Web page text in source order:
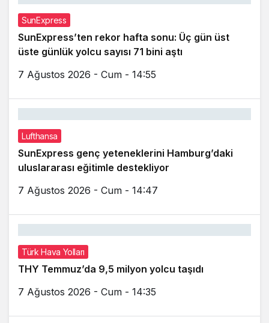
SunExpress
SunExpress’ten rekor hafta sonu: Üç gün üst
üste günlük yolcu sayısı 71 bini aştı
7 Ağustos 2026 - Cum - 14:55
Lufthansa
SunExpress genç yeteneklerini Hamburg’daki
uluslararası eğitimle destekliyor
7 Ağustos 2026 - Cum - 14:47
Türk Hava Yolları
THY Temmuz’da 9,5 milyon yolcu taşıdı
7 Ağustos 2026 - Cum - 14:35